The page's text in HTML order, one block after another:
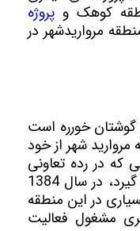
کوهک و پروژه
مرواریدشهر در
گوشتان خورره است
مروارید شهر از خود
که در رده تعاونی
های معتبر منطقه 22 تهران قرار می گیرد، در سال 1384
در این منطقه
مشغول فعالیت